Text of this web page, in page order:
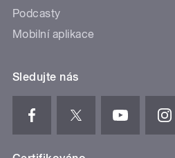
Podcasty
Mobilní aplikace
Sledujte nás